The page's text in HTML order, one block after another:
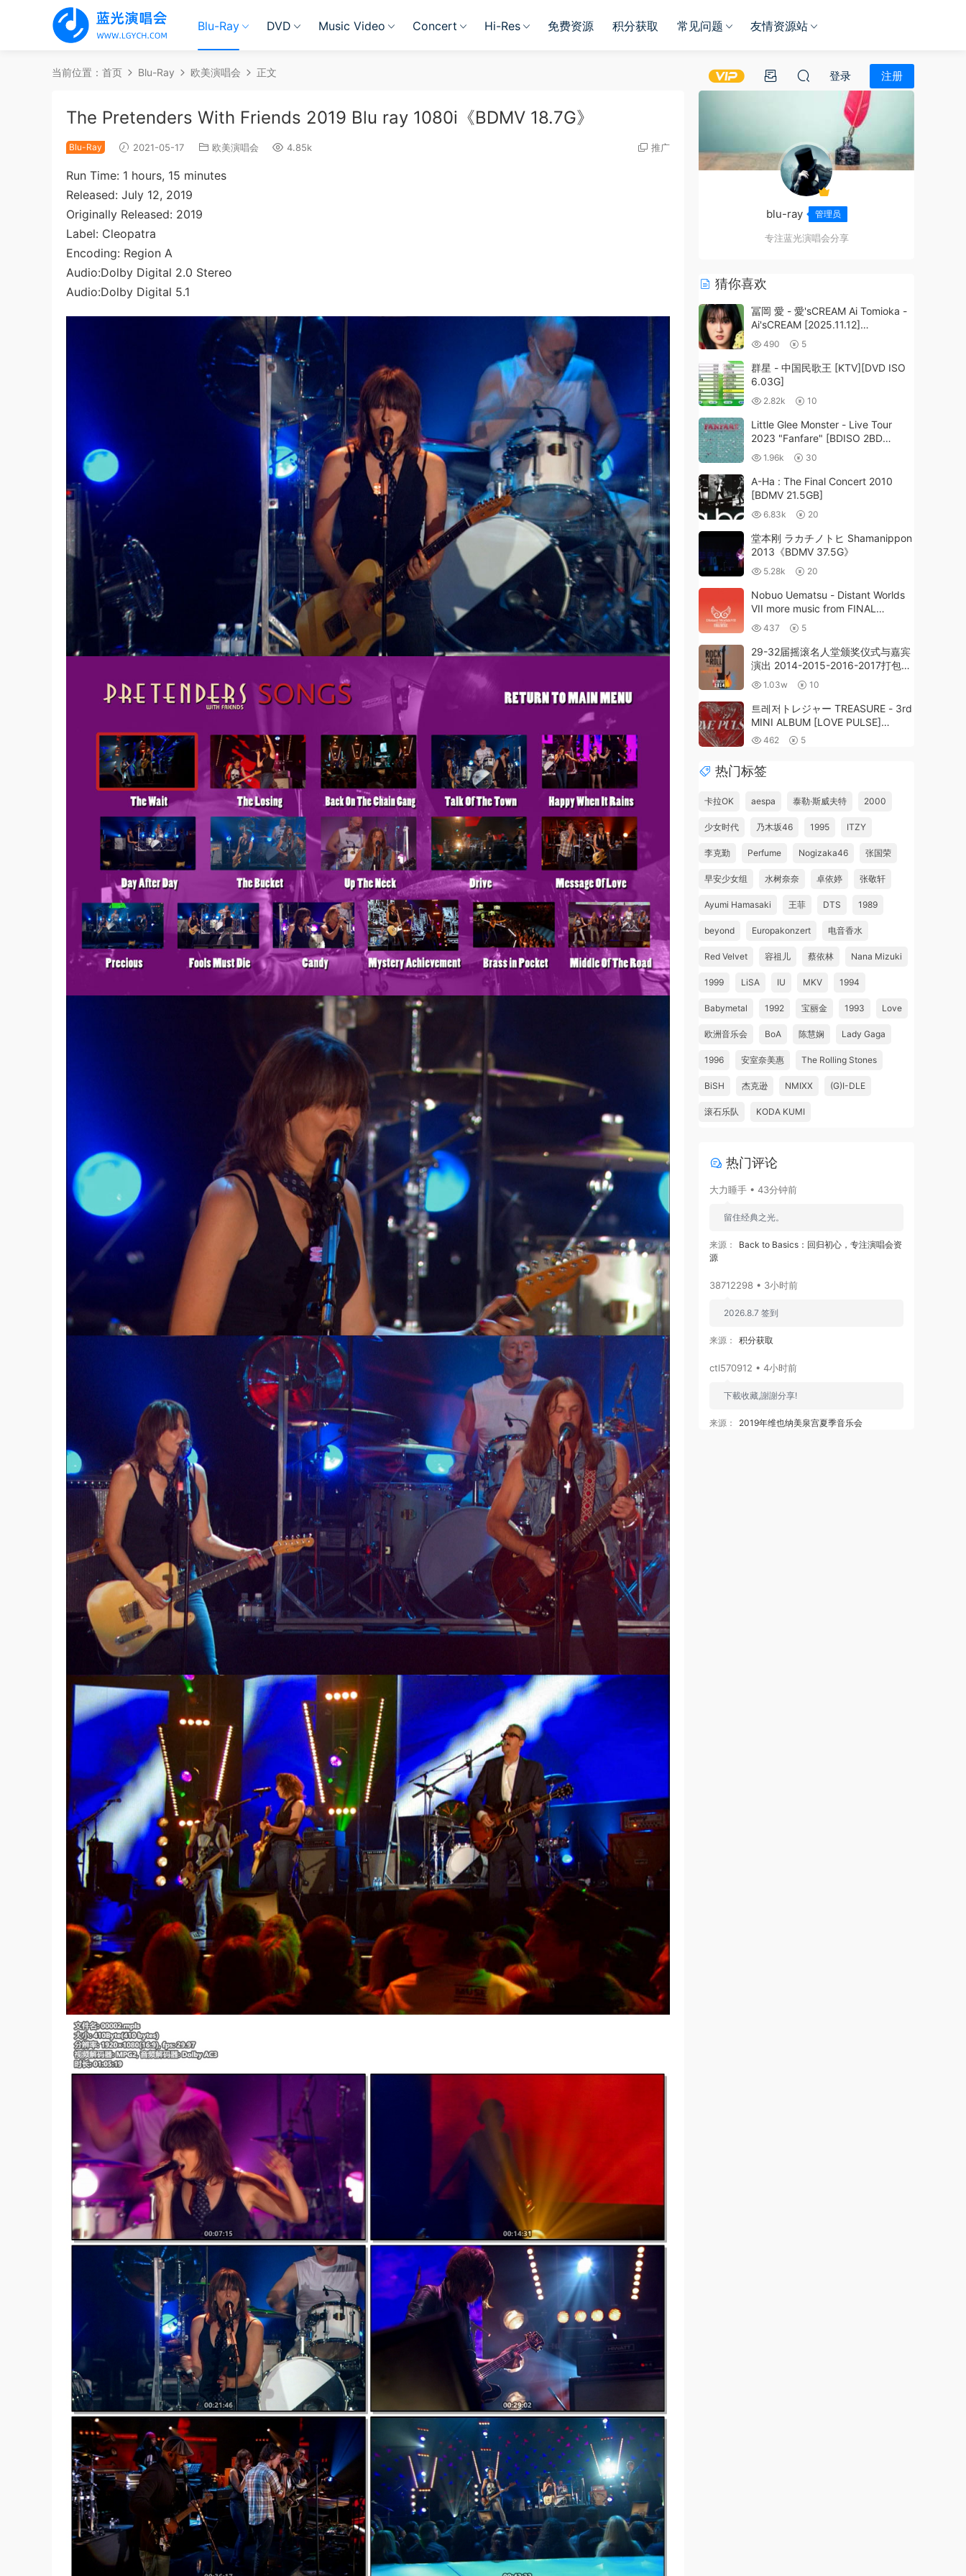
Blu-Ray DVD Music Video Concert Hi-Res 免费资源 积分获取 常见问题 友情资源站
登录 注册
当前位置： 首页 Blu-Ray 欧美演唱会 正文
The Pretenders With Friends 2019 Blu ray 1080i《BDMV 18.7G》
Blu-Ray 2021-05-17 欧美演唱会 4.85k 推广
Run Time: 1 hours, 15 minutes
Released: July 12, 2019
Originally Released: 2019
Label: Cleopatra
Encoding: Region A
Audio:Dolby Digital 2.0 Stereo
Audio:Dolby Digital 5.1
blu-ray 管理员
专注蓝光演唱会分享
猜你喜欢
冨岡 愛 - 愛'sCREAM Ai Tomioka -
Ai'sCREAM [2025.11.12]
[24Bit/48kHz] [Hi-Res Flac
706MB]
490 5
群星 - 中国民歌王 [KTV][DVD ISO
6.03G]
2.82k 10
Little Glee Monster - Live Tour
2023 "Fanfare" [BDISO 2BD
43GB]
1.96k 30
A-Ha : The Final Concert 2010
[BDMV 21.5GB]
6.83k 20
堂本刚 ラカチノトヒ Shamanippon
2013《BDMV 37.5G》
5.28k 20
Nobuo Uematsu - Distant Worlds
VII more music from FINAL
FANTASY [2025.02.07]
[24Bit/88.2kHz] [Hi-Res Flac
1.35GB]
437 5
29-32届摇滚名人堂颁奖仪式与嘉宾
演出 2014-2015-2016-2017打包
《Remux MKV 83G》
1.03w 10
트레저トレジャー TREASURE - 3rd
MINI ALBUM [LOVE PULSE]
[2025.09.01] [24Bit/48kHz] [Hi-
462 5
热门标签
卡拉OK aespa 泰勒·斯威夫特 2000
少女时代 乃木坂46 1995 ITZY
李克勤 Perfume Nogizaka46 张国荣
早安少女组 水树奈奈 卓依婷 张敬轩
Ayumi Hamasaki 王菲 DTS 1989
beyond Europakonzert 电音香水
Red Velvet 容祖儿 蔡依林 Nana Mizuki
1999 LiSA IU MKV 1994
Babymetal 1992 宝丽金 1993 Love
欧洲音乐会 BoA 陈慧娴 Lady Gaga
1996 安室奈美惠 The Rolling Stones
BiSH 杰克逊 NMIXX (G)I-DLE
滚石乐队 KODA KUMI
热门评论
大力睡手 • 43分钟前
留住经典之光。
来源：
Back to Basics：回归初心，专注演唱会资
源
38712298 • 3小时前
2026.8.7 签到
来源： 积分获取
ctl570912 • 4小时前
下載收藏,謝謝分享!
来源：
2019年维也纳美泉宫夏季音乐会